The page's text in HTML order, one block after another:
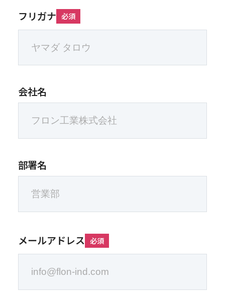
フリガナ 必須
会社名
部署名
メールアドレス 必須